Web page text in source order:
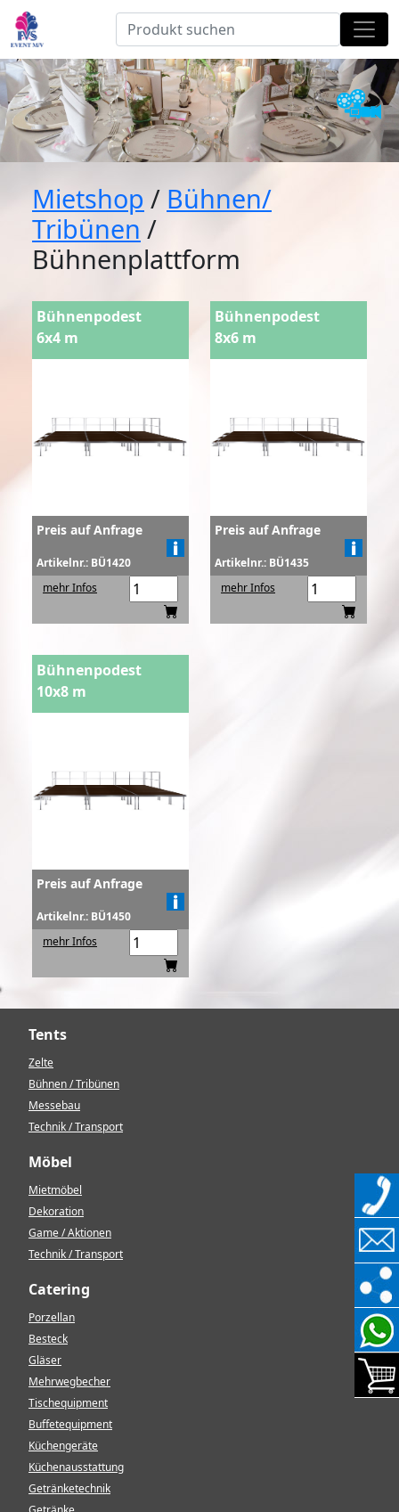
Mietshop / Bühnen/
Tribünen /
Bühnenplattform
Bühnenpodest
6x4 m
Preis auf Anfrage
Artikelnr.: BÜ1420
mehr Infos
Bühnenpodest
8x6 m
Preis auf Anfrage
Artikelnr.: BÜ1435
mehr Infos
Bühnenpodest
10x8 m
Preis auf Anfrage
Artikelnr.: BÜ1450
mehr Infos
Tents
Zelte
Bühnen / Tribünen
Messebau
Technik / Transport
Möbel
Mietmöbel
Dekoration
Game / Aktionen
Technik / Transport
Catering
Porzellan
Besteck
Gläser
Mehrwegbecher
Tischequipment
Buffetequipment
Küchengeräte
Küchenausstattung
Getränketechnik